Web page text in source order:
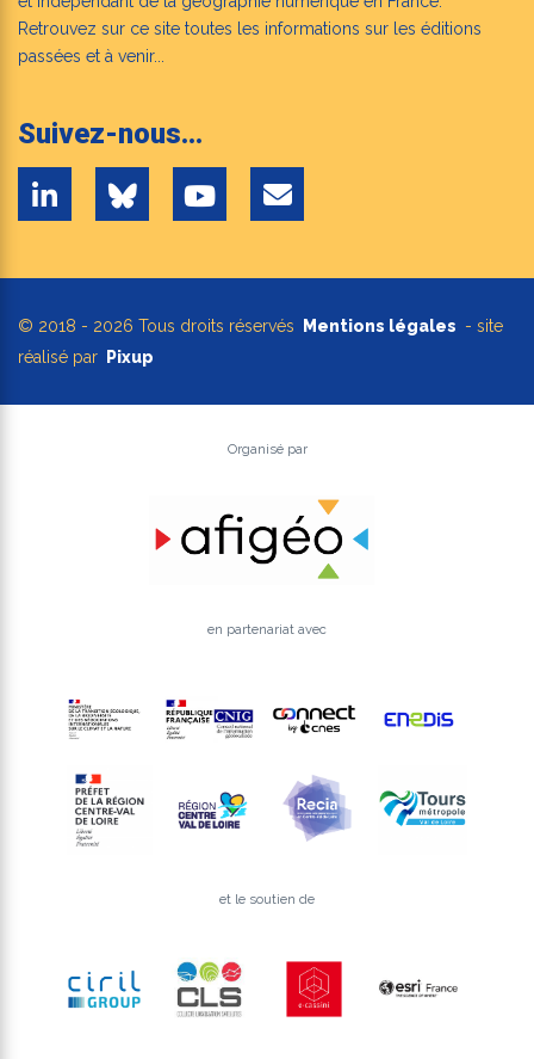
Retrouvez sur ce site toutes les informations sur les éditions
passées et à venir...
Suivez-nous...
© 2018 - 2026 Tous droits réservés Mentions légales - site
réalisé par
Pixup
Organisé par
en partenariat avec
et le soutien de